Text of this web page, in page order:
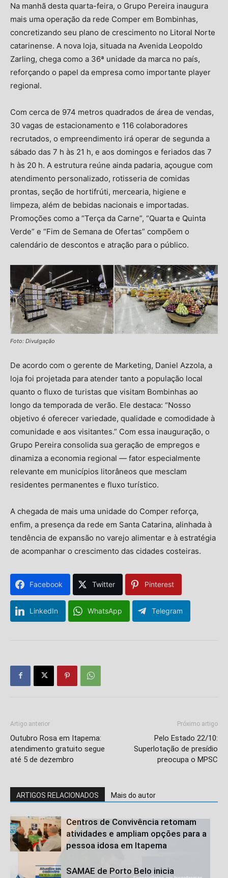
Na manhã desta quarta-feira, o Grupo Pereira inaugura
mais uma operação da rede Comper em Bombinhas,
concretizando seu plano de crescimento no Litoral Norte
catarinense. A nova loja, situada na Avenida Leopoldo
Zarling, chega como a 36ª unidade da marca no país,
reforçando o papel da empresa como importante player
regional.
Com cerca de 974 metros quadrados de área de vendas,
30 vagas de estacionamento e 116 colaboradores
recrutados, o empreendimento irá operar de segunda a
sábado das 7 h às 21 h, e aos domingos e feriados das 7
h às 20 h. A estrutura reúne ainda padaria, açougue com
atendimento personalizado, rotisseria de comidas
prontas, seção de hortifrúti, mercearia, higiene e
limpeza, além de bebidas nacionais e importadas.
Promoções como a “Terça da Carne”, “Quarta e Quinta
Verde” e “Fim de Semana de Ofertas” compõem o
calendário de descontos e atração para o público.
Foto: Divulgação
De acordo com o gerente de Marketing, Daniel Azzola, a
loja foi projetada para atender tanto a população local
quanto o fluxo de turistas que visitam Bombinhas ao
longo da temporada de verão. Ele destaca: “Nosso
objetivo é oferecer variedade, qualidade e comodidade à
comunidade e aos visitantes.” Com essa inauguração, o
Grupo Pereira consolida sua geração de empregos e
dinamiza a economia regional — fator especialmente
relevante em municípios litorâneos que mesclam
residentes permanentes e fluxo turístico.
A chegada de mais uma unidade do Comper reforça,
enfim, a presença da rede em Santa Catarina, alinhada à
tendência de expansão no varejo alimentar e à estratégia
de acompanhar o crescimento das cidades costeiras.
Facebook Twitter Pinterest
LinkedIn WhatsApp Telegram
Artigo anterior
Outubro Rosa em Itapema:
atendimento gratuito segue
até 5 de dezembro
Próximo artigo
Pelo Estado 22/10:
Superlotação de presídio
preocupa o MPSC
ARTIGOS RELACIONADOS Mais do autor
Centros de Convivência retomam
atividades e ampliam opções para a
pessoa idosa em Itapema
SAMAE de Porto Belo inicia